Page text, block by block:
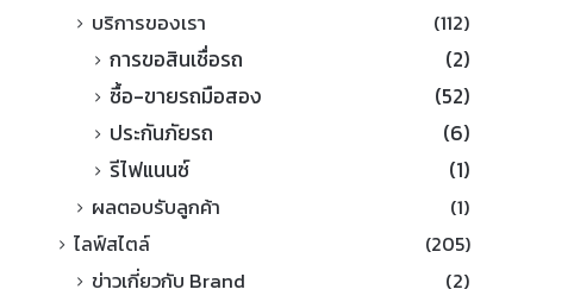
บริการของเรา
(112)
การขอสินเชื่อรถ
(2)
ซื้อ-ขายรถมือสอง
(52)
ประกันภัยรถ
(6)
รีไฟแนนซ์
(1)
ผลตอบรับลูกค้า (1)
ไลฟ์สไตล์ (205)
ข่าวเกี่ยวกับ Brand
(2)